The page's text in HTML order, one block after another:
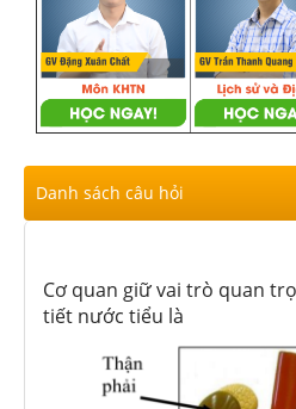
Danh sách câu hỏi
Cơ quan giữ vai trò quan
tiết nước tiểu là